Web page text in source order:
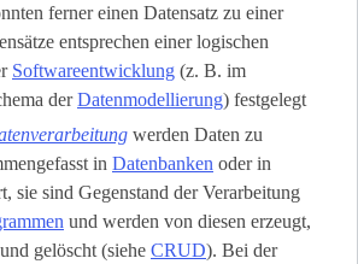
ferner einen Datensatz zu einer
entsprechen einer logischen
Softwareentwicklung (z. B. im
derDatenmodellierung) festgelegt
werden Daten zu
in Datenbanken oder in
sie sind Gegenstand der Verarbeitung
und werden von diesen erzeugt,
gelöscht (siehe CRUD). Bei der